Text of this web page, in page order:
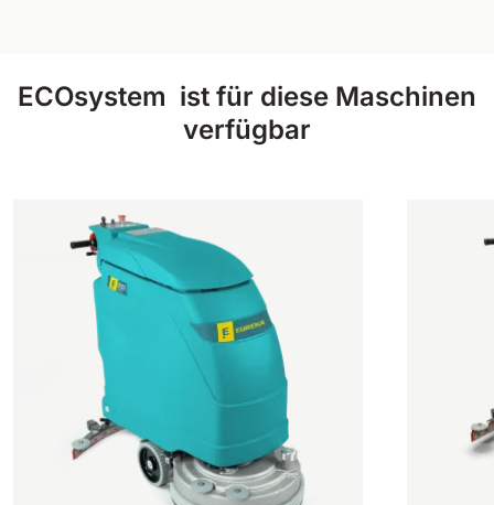
ECOsystem ist für diese Maschinen
verfügbar